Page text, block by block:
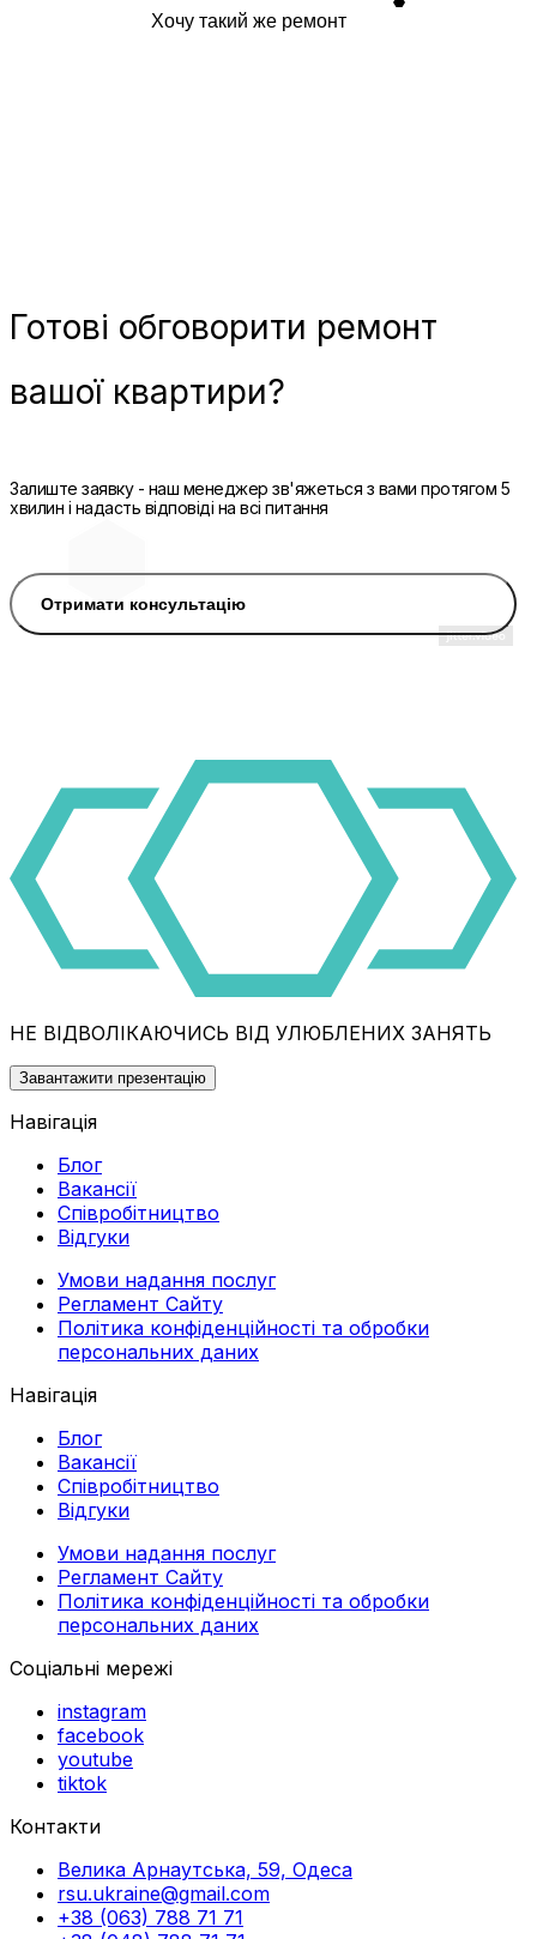
Хочу такий же ремонт
Готові обговорити ремонт
вашої квартири?
Залиште заявку - наш менеджер зв'яжеться з вами протягом 5
хвилин і надасть відповіді на всі питання
Отримати консультацію
НЕ ВІДВОЛІКАЮЧИСЬ ВІД УЛЮБЛЕНИХ ЗАНЯТЬ
Завантажити презентацію
Навігація
Блог
Вакансії
Співробітництво
Відгуки
Умови надання послуг
Регламент Сайту
Політика конфіденційності та обробки
персональних даних
Навігація
Блог
Вакансії
Співробітництво
Відгуки
Умови надання послуг
Регламент Сайту
Політика конфіденційності та обробки
персональних даних
Соціальні мережі
instagram
facebook
youtube
tiktok
Контакти
Велика Арнаутська, 59, Одеса
rsu.ukraine@gmail.com
+38 (063) 788 71 71